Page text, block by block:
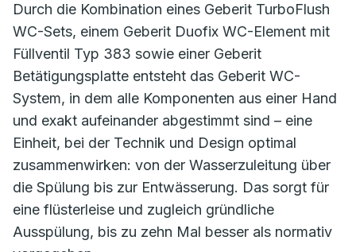
Durch die Kombination eines Geberit TurboFlush
WC-Sets, einem Geberit Duofix WC-Element mit
Füllventil Typ 383 sowie einer Geberit
Betätigungsplatte entsteht das Geberit WC-
System, in dem alle Komponenten aus einer Hand
und exakt aufeinander abgestimmt sind – eine
Einheit, bei der Technik und Design optimal
zusammenwirken: von der Wasserzuleitung über
die Spülung bis zur Entwässerung. Das sorgt für
eine flüsterleise und zugleich gründliche
Ausspülung, bis zu zehn Mal besser als normativ